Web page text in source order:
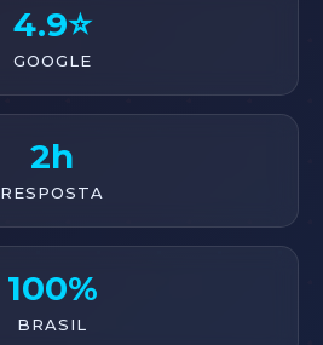
4.9⭐
GOOGLE
2h
RESPOSTA
100%
BRASIL